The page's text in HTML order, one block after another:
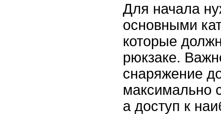
Для начала
основными
которые
рюкзаке.
снаряжение
максимально
а доступ к